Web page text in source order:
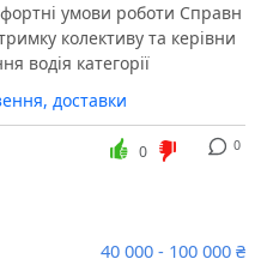
умови роботи Справн
колективу та керівни
водія категорії
доставки
0
0
40 000 - 100 000 ₴